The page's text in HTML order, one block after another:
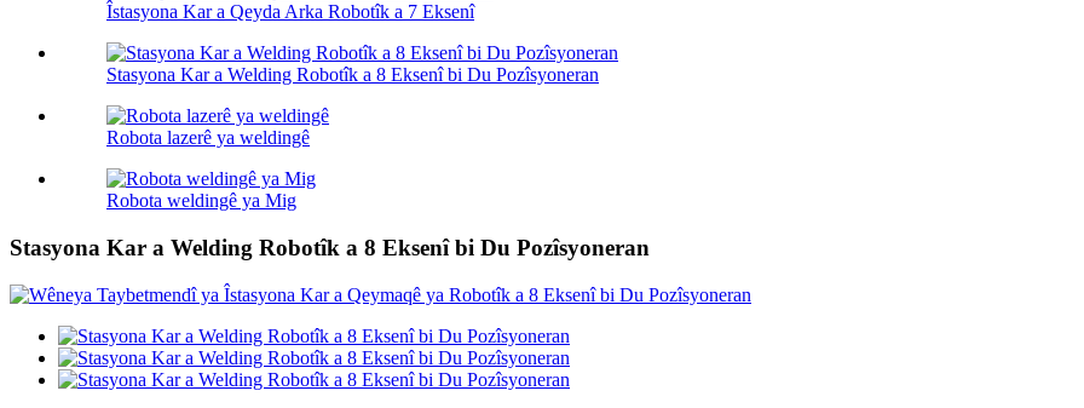
Îstasyona Kar a Qeyda Arka Robotîk a 7 Eksenî
Stasyona Kar a Welding Robotîk a 8 Eksenî bi Du Pozîsyoneran
Robota lazerê ya weldingê
Robota weldingê ya Mig
Stasyona Kar a Welding Robotîk a 8 Eksenî bi Du Pozîsyoneran